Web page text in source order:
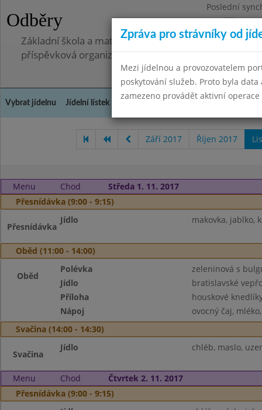
Odběry
Poslední
Pondělí
Základní škola a mateřská škola, Pavlovice u
příspěvková organizace
Vybrat jídelnu Jídelní lístek Kontakty a informace
Září 2017 Říjen 2017
Menu Chod
Středa 1. 11. 2017
Přesnídávka (9:00 - 9:15)
Přesnídávka
Jídlo makovka, jablko,
Oběd (11:00 - 14:00)
Oběd
Polévka
zeleninová s
Jídlo
bratislavské
Příloha
houskové
Nápoj
ovocný čaj,
Svačina (14:00 - 14:30)
Svačina
Jídlo chléb, maslo,
Menu Chod
Čtvrtek 2. 11. 2017
Přesnídávka (9:00 - 9:15)
Zpráva pro strávníky od
Mezi jídelnou a provozovatelem
poskytování služeb. Proto byla
zamezeno provádět aktivní